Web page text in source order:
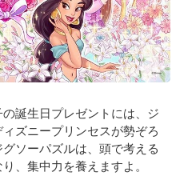
誕生日プレゼントには、ジ
ズニープリンセスが勢ぞろ
ソーパズルは、頭で考える
、集中力を養えますよ。